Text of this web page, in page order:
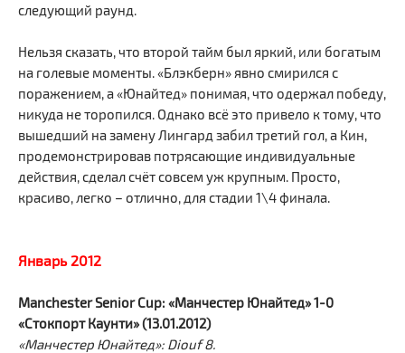
следующий раунд.
Нельзя сказать, что второй тайм был яркий, или богатым
на голевые моменты. «Блэкберн» явно смирился с
поражением, а «Юнайтед» понимая, что одержал победу,
никуда не торопился. Однако всё это привело к тому, что
вышедший на замену Лингард забил третий гол, а Кин,
продемонстрировав потрясающие индивидуальные
действия, сделал счёт совсем уж крупным. Просто,
красиво, легко – отлично, для стадии 1\4 финала.
Январь 2012
Manchester Senior Cup: «Манчестер Юнайтед» 1-0
«Стокпорт Каунти» (13.01.2012)
«Манчестер Юнайтед»: Diouf 8.